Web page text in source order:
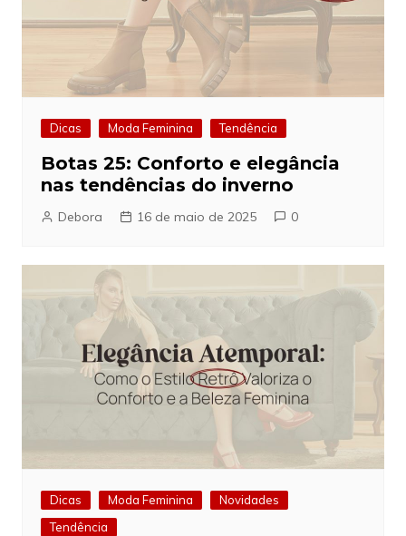
Dicas Moda Feminina Tendência
Botas 25: Conforto e elegância
nas tendências do inverno
Debora 16 de maio de 2025 0
Dicas Moda Feminina
Novidades
Tendência